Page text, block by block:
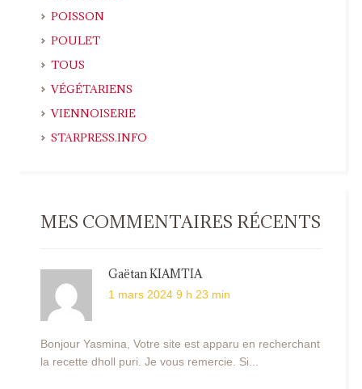
POISSON
POULET
TOUS
VÉGÉTARIENS
VIENNOISERIE
STARPRESS.INFO
MES COMMENTAIRES RÉCENTS
Gaëtan KIAMTIA
1 mars 2024 9 h 23 min
Bonjour Yasmina, Votre site est apparu en recherchant
la recette dholl puri. Je vous remercie. Si...